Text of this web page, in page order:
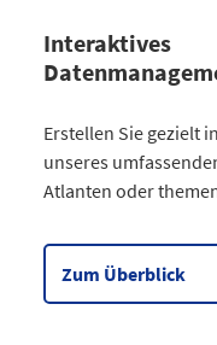
Interaktives
Datentabelle zum
Kategorie
Kommunales
3
Gesellschaftliches2
Erstellen Sie gezielt
unseres
Atlanten oder
Zum Überblick